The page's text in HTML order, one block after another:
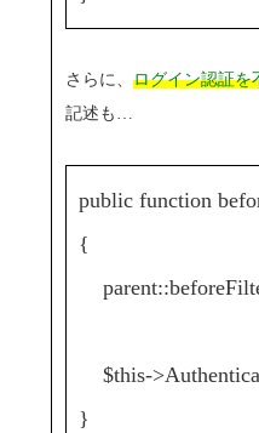
さらに、ログイン認証を
記述も…
public function
{
$this-
}